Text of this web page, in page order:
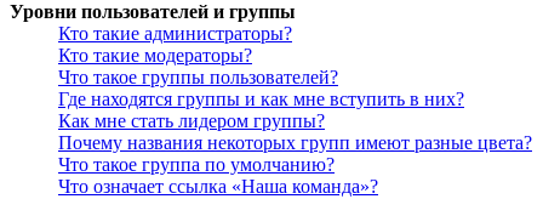
Уровни пользователей и группы
Кто такие администраторы?
Кто такие модераторы?
Что такое группы пользователей?
Где находятся группы и как мне вступить в них?
Как мне стать лидером группы?
Почему названия некоторых групп имеют разные цвета?
Что такое группа по умолчанию?
Что означает ссылка «Наша команда»?